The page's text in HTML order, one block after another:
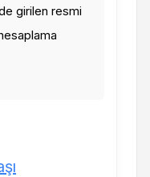
girilen resmi